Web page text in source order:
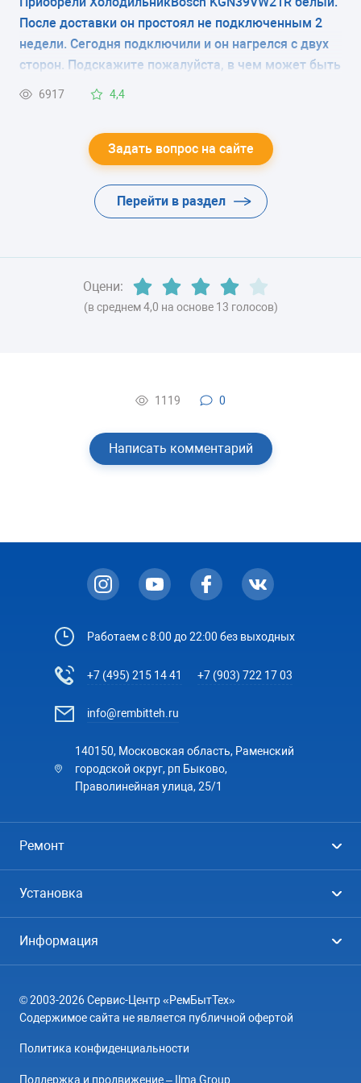
ЭНЕРГОПОТРЕБЛЕНИЕ
класс A
ЦВЕТ
ХЛАДАГЕНТ
надо снять при запуске холодильника или эту
плёнку снимать не нужно? В магазине продавцы
вразумительный ответ дать не смогли, в
комментариев.
После доставки он простоял не подключенным 2
недели. Сегодня подключили и он нагрелся с двух
сторон. Подскажите пожалуйста, в чем может быть
причина?
6917 4,4
Задать вопрос на сайте
Перейти в раздел
Оцени:
(в среднем 4,0 на основе 13 голосов)
1119 0
Написать комментарий
Работаем с 8:00 до 22:00 без выходных
+7 (495) 215 14 41 +7 (903) 722 17 03
info@rembitteh.ru
140150, Московская область, Раменский
городской округ, рп Быково,
Праволинейная улица, 25/1
Ремонт
Посудомоечные машины
Кондиционеры
Варочные панели
Электроплиты
Установка
Кондиционеры
Информация
География
© 2003-2026 Сервис-Центр «РемБытТех»
Содержимое сайта не является публичной офертой
Политика конфиденциальности
Поддержка и продвижение – Ilma Group